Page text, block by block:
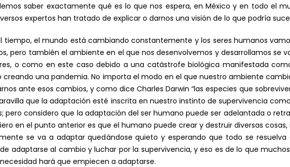
saber exactamente qué es lo que nos espera, en México y en todo el
expertos han tratado de explicar o darnos una visión de lo que podría
tiempo, el mundo está cambiando constantemente y los seres humanos
pero también el ambiente en el que nos desenvolvemos y desarrollamos se
o como en este caso debido a una catástrofe biológica manifestada
creando una pandemia. No importa el modo en el que nuestro ambiente
ante esos cambios, y como dice Charles Darwin “las especies que
que la adaptación esté inscrita en nuestro instinto de supervivencia
pero considero que la adaptación del ser humano puede ser adelantada o
en el punto anterior es que el humano puede crear y destruir diversas
se va a adaptar quedándose quieto y esperando que todo se
adaptarse al cambio y luchar por la supervivencia, y eso es de lo que
hará que empiecen a adaptarse.